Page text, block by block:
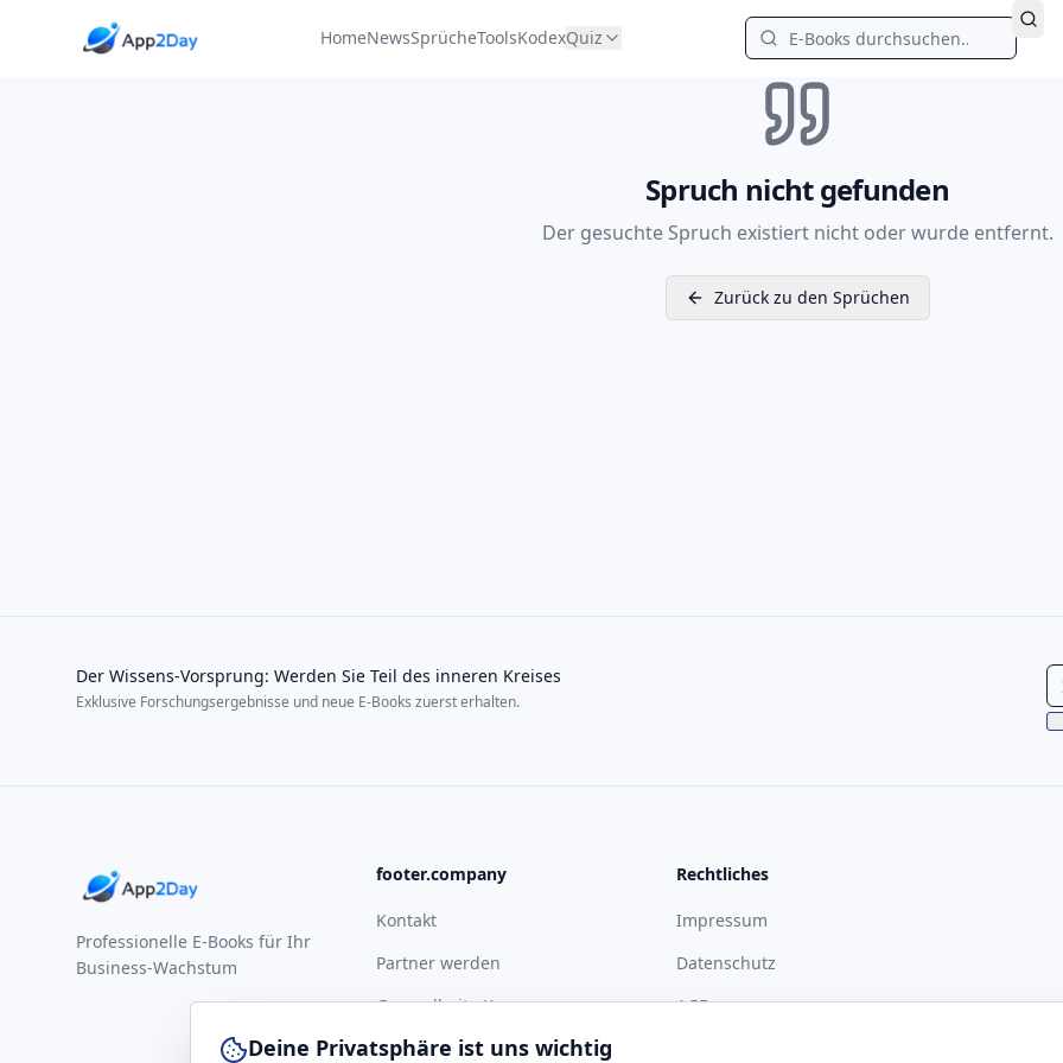
HomeNewsSprücheToolsKodexQuiz
Spruch nicht gefunden
Der gesuchte Spruch existiert nicht oder wurde entfernt.
Zurück zu den Sprüchen
Der Wissens-Vorsprung: Werden Sie Teil des inneren Kreises
Exklusive Forschungsergebnisse und neue E-Books zuerst erhalten.
Professionelle E-Books für Ihr
Business-Wachstum
footer.company
Kontakt
Partner werden
Gesundheits-Kompass
Rechtliches
Impressum
Datenschutz
AGB
Deine Privatsphäre ist uns wichtig